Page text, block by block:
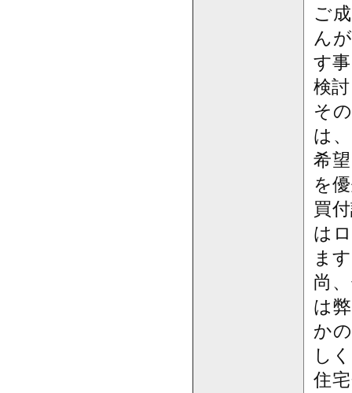
ご
ん
す
検
そ
は
希
を
買
は
ま
尚
は
か
し
住